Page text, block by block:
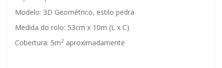
Modelo: 3D Geométrico, estilo pedra
Medida do rolo: 53cm x 10m (L x C)
Cobertura: 5m2 aproximadamente